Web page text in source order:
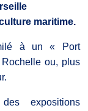
maritime.
à un « Port
ou, plus
expositions